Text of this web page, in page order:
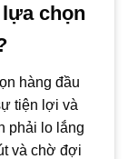
lựa chọn
hàng đầu
tiện lợi và
phải lo lắng
và chờ đợi